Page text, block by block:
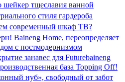
шейкер тщеславия ванной
стиля гардероба
современный шкаф ТВ?
Baineng Home, переопределяет
с постмодернизмом
занавес для Futurebaineng
база Topping Off!
нуб», свободный от забот